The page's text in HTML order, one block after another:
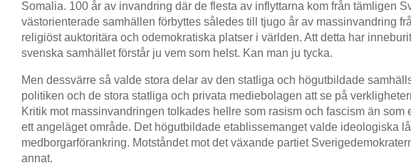
Somalia. 100 år av invandring där de flesta av inflyttarna kom från tämligen
västorienterade samhällen förbyttes således till tjugo år av massinvandring
religiöst auktoritära och odemokratiska platser i världen. Att detta har
svenska samhället förstår ju vem som helst. Kan man ju tycka.
Men dessvärre så valde stora delar av den statliga och högutbildade
politiken och de stora statliga och privata mediebolagen att se på
Kritik mot massinvandringen tolkades hellre som rasism och fascism än
ett angeläget område. Det högutbildade etablissemanget valde ideologiska
medborgarförankring. Motståndet mot det växande partiet
annat.